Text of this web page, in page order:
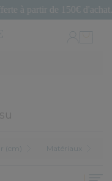
d'achat. SECONDE
(cm) Matériaux